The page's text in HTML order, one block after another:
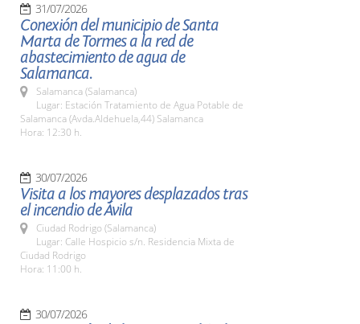
31/07/2026
Conexión del municipio de Santa
Marta de Tormes a la red de
abastecimiento de agua de
Salamanca.
Salamanca (Salamanca)
Lugar: Estación Tratamiento de Agua Potable de
Salamanca (Avda.Aldehuela,44) Salamanca
Hora: 12:30 h.
30/07/2026
Visita a los mayores desplazados tras
el incendio de Ávila
Ciudad Rodrigo (Salamanca)
Lugar: Calle Hospicio s/n. Residencia Mixta de
Ciudad Rodrigo
Hora: 11:00 h.
30/07/2026